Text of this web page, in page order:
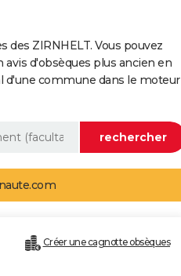
des ZIRNHELT. Vous pouvez
d'obsèques plus ancien en
d'une commune dans le moteur
Créer une cagnotte obsèques